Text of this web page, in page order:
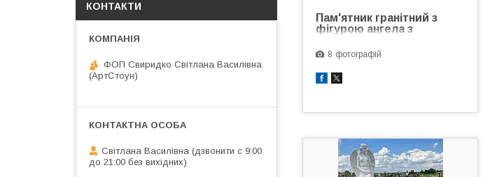
Пам'ятник гранітний з
фігурою ангела з
8
КОНТАКТИ
ФОП Свиридко Світлана Василівна
(АртСтоун)
Світлана Василівна (дзвонити с 9:00
до 21:00 без вихідних)